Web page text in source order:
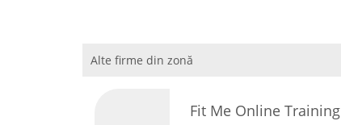
Alte firme din zonă
Fit Me Online Training